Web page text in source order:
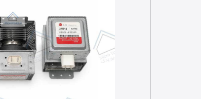
شفت
فن
موتور گردان
ریل گردان
سینی کف